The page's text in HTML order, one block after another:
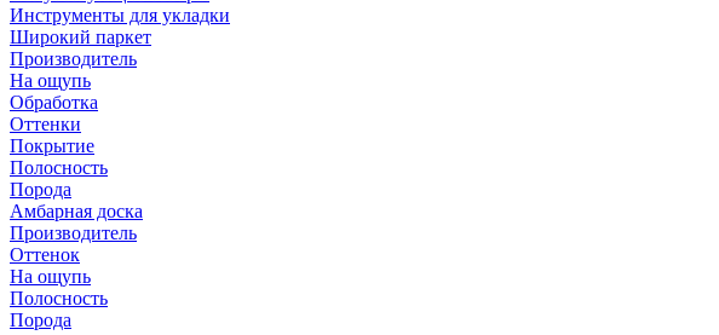
Инструменты для укладки
Широкий паркет
Производитель
На ощупь
Обработка
Оттенки
Покрытие
Полосность
Порода
Амбарная доска
Производитель
Оттенок
На ощупь
Полосность
Порода